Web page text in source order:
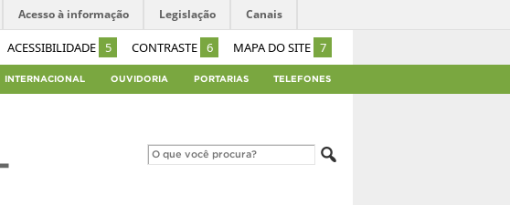
ACESSIBILIDADE 5 CONTRASTE 6 MAPA DO SITE 7
Acesso à informação Legislação Canais
INTERNACIONAL OUVIDORIA PORTARIAS TELEFONES